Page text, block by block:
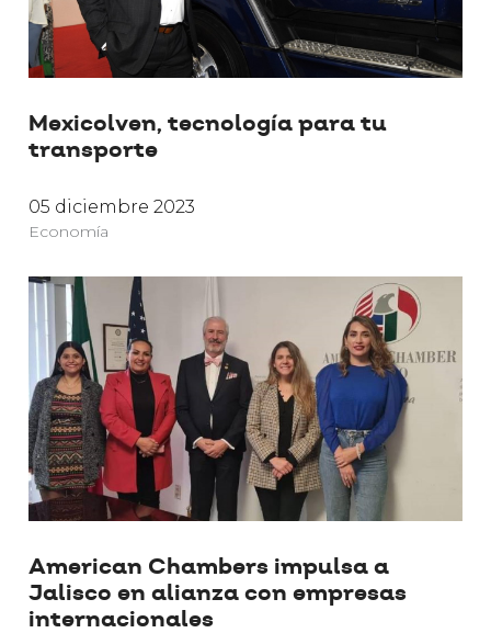
Mexicolven, tecnología para tu
transporte
05 diciembre 2023
Economía
American Chambers impulsa a
Jalisco en alianza con empresas
internacionales